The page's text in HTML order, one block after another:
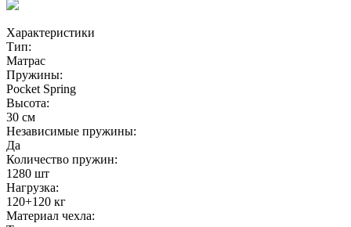
Характеристики
Тип:
Матрас
Пружины:
Pocket Spring
Высота:
30 см
Независимые пружины:
Да
Количество пружин:
1280 шт
Нагрузка:
120+120 кг
Материал чехла: